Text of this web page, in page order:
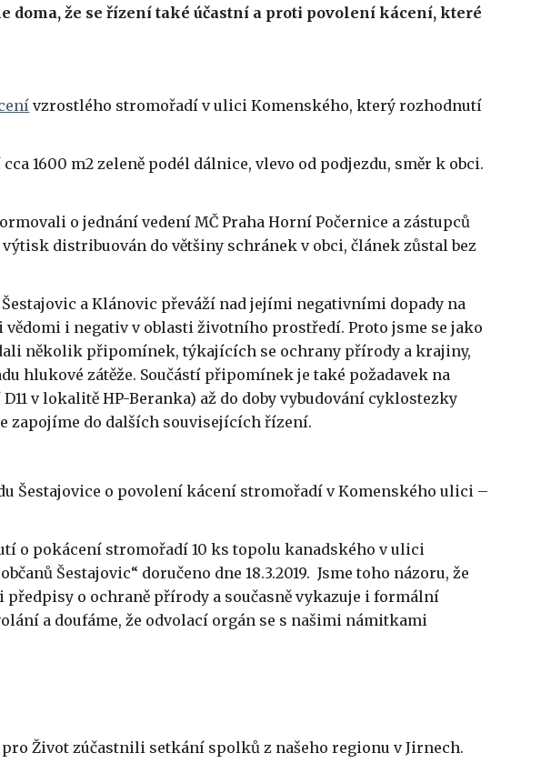
že se řízení také účastní a proti povolení kácení, které
vzrostlého stromořadí v ulici Komenského, který rozhodnutí
1600 m2 zeleně podél dálnice, vlevo od podjezdu, směr k obci.
o jednání vedení MČ Praha Horní Počernice a zástupců
distribuován do většiny schránek v obci, článek zůstal bez
a Klánovic převáží nad jejími negativními dopady na
i negativ v oblasti životního prostředí. Proto jsme se jako
několik připomínek, týkajících se ochrany přírody a krajiny,
hlukové zátěže. Součástí připomínek je také požadavek na
v lokalitě HP-Beranka) až do doby vybudování cyklostezky
zapojíme do dalších souvisejících řízení.
Šestajovice o povolení kácení stromořadí v Komenského ulici –
o pokácení stromořadí 10 ks topolu kanadského v ulici
Šestajovic“ doručeno dne 18.3.2019. Jsme toho názoru, že
o ochraně přírody a současně vykazuje i formální
a doufáme, že odvolací orgán se s našimi námitkami
pro Život zúčastnili setkání spolků z našeho regionu v Jirnech.